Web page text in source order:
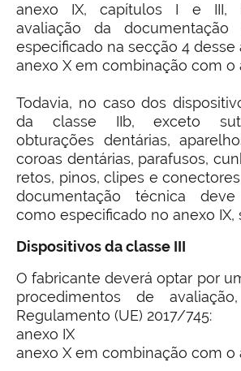
anexo IX, capítulos I e III,
avaliação da documentação
especificado na secção 4 desse
anexo X em combinação com o
Todavia, no caso dos
da classe IIb, exceto
obturações dentárias,
coroas dentárias, parafusos,
retos, pinos, clipes e
documentação técnica
como especificado no anexo IX,
Dispositivos da classe III
O fabricante deverá optar por
procedimentos de
Regulamento (UE) 2017/745:
anexo IX
anexo X em combinação com o